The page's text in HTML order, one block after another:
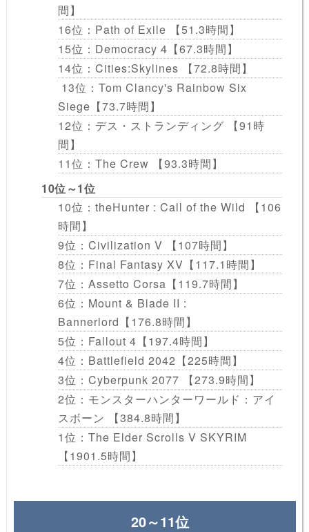
間】
16位：Path of Exile 【51.3時間】
15位：Democracy 4【67.3時間】
14位：Cities:Skylines 【72.8時間】
13位：Tom Clancy's Rainbow Six
Siege【73.7時間】
12位：デス・ストランディング 【91時
間】
11位：The Crew 【93.3時間】
10位～1位
10位：theHunter : Call of the Wild 【106
時間】
9位：Civilization V 【107時間】
8位：Final Fantasy XV【117.1時間】
7位：Assetto Corsa【119.7時間】
6位：Mount & Blade II :
Bannerlord【176.8時間】
5位：Fallout 4【197.4時間】
4位：Battlefield 2042【225時間】
3位：Cyberpunk 2077 【273.9時間】
2位：モンスターハンターワールド：アイ
スボーン 【384.8時間】
1位：The Elder Scrolls V SKYRIM
【1901.5時間】
20～11位